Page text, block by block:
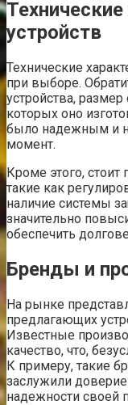
устройств
Технические
при выборе.
устройства,
которых оно
было надежным и
момент.
Кроме этого,
такие как
наличие системы
значительно
обеспечить
Бренды и
На рынке
предлагающих
Известные
качество, что,
К примеру, такие
заслужили
надежности своей